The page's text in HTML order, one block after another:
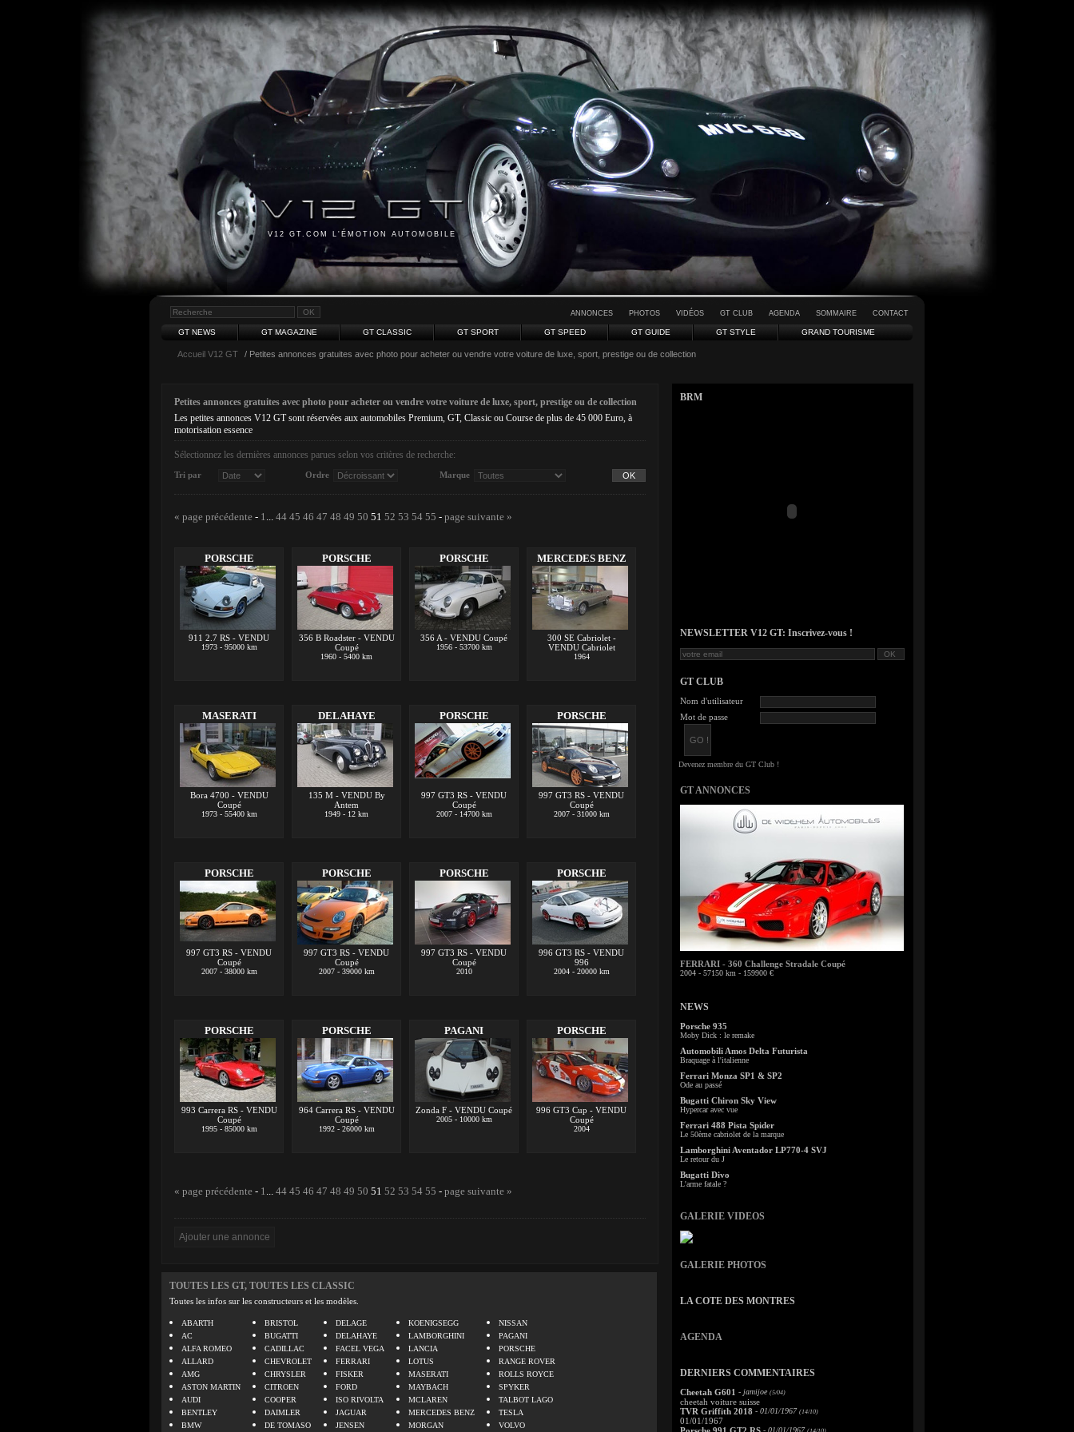
V12 GT.COM L'ÉMOTION AUTOMOBILE
ANNONCES PHOTOS VIDÉOS GT CLUB AGENDA SOMMAIRE CONTACT
GT NEWS GT MAGAZINE GT CLASSIC GT SPORT GT SPEED GT GUIDE GT STYLE GRAND TOURISME
Accueil V12 GT / Petites annonces gratuites avec photo pour acheter ou vendre votre voiture de luxe, sport, prestige ou de collection
Petites annonces gratuites avec photo pour acheter ou vendre votre voiture de luxe, sport, prestige ou de collection
Les petites annonces V12 GT sont réservées aux automobiles Premium, GT, Classic ou Course de plus de 45 000 Euro, à
motorisation essence
Sélectionnez les dernières annonces parues selon vos critères de recherche:
Tri par Ordre Marque
« page précédente - 1... 44 45 46 47 48 49 50 51 52 53 54 55 - page suivante »
PORSCHE
911 2.7 RS - VENDU
1973 - 95000 km
PORSCHE
356 B Roadster - VENDU
Coupé
1960 - 5400 km
PORSCHE
356 A - VENDU Coupé
1956 - 53700 km
MERCEDES BENZ
300 SE Cabriolet -
VENDU Cabriolet
1964
MASERATI
Bora 4700 - VENDU
Coupé
1973 - 55400 km
DELAHAYE
135 M - VENDU By
Antem
1949 - 12 km
PORSCHE
997 GT3 RS - VENDU
Coupé
2007 - 14700 km
PORSCHE
997 GT3 RS - VENDU
Coupé
2007 - 31000 km
PORSCHE
997 GT3 RS - VENDU
Coupé
2007 - 38000 km
PORSCHE
997 GT3 RS - VENDU
Coupé
2007 - 39000 km
PORSCHE
997 GT3 RS - VENDU
Coupé
2010
PORSCHE
996 GT3 RS - VENDU
996
2004 - 20000 km
PORSCHE
993 Carrera RS - VENDU
Coupé
1995 - 85000 km
PORSCHE
964 Carrera RS - VENDU
Coupé
1992 - 26000 km
PAGANI
Zonda F - VENDU Coupé
2005 - 10000 km
PORSCHE
996 GT3 Cup - VENDU
Coupé
2004
« page précédente - 1... 44 45 46 47 48 49 50 51 52 53 54 55 - page suivante »
TOUTES LES GT, TOUTES LES CLASSIC
Toutes les infos sur les constructeurs et les modèles.
ABARTH
AC
ALFA ROMEO
ALLARD
AMG
ASTON MARTIN
AUDI
BENTLEY
BMW
BRISTOL
BUGATTI
CADILLAC
CHEVROLET
CHRYSLER
CITROEN
COOPER
DAIMLER
DE TOMASO
DELAGE
DELAHAYE
FACEL VEGA
FERRARI
FISKER
FORD
ISO RIVOLTA
JAGUAR
JENSEN
KOENIGSEGG
LAMBORGHINI
LANCIA
LOTUS
MASERATI
MAYBACH
MCLAREN
MERCEDES BENZ
MORGAN
NISSAN
PAGANI
PORSCHE
RANGE ROVER
ROLLS ROYCE
SPYKER
TALBOT LAGO
TESLA
VOLVO
BRM
NEWSLETTER V12 GT: Inscrivez-vous !
GT CLUB
Nom d'utilisateur
Mot de passe
GT ANNONCES
FERRARI - 360 Challenge Stradale Coupé
2004 - 57150 km - 159900 €
NEWS
Porsche 935
Moby Dick : le remake
Automobili Amos Delta Futurista
Braquage à l'italienne
Ferrari Monza SP1 & SP2
Ode au passé
Bugatti Chiron Sky View
Hypercar avec vue
Ferrari 488 Pista Spider
Le 50ème cabriolet de la marque
Lamborghini Aventador LP770-4 SVJ
Le retour du J
Bugatti Divo
L'arme fatale ?
GALERIE VIDEOS
GALERIE PHOTOS
LA COTE DES MONTRES
AGENDA
DERNIERS COMMENTAIRES
Cheetah G601 - jamijoe (5/04)
cheetah voiture suisse
TVR Griffith 2018 - 01/01/1967 (14/10)
01/01/1967
- 01/01/1967